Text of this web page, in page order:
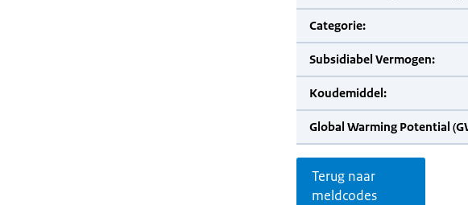
Categorie:
Subsidiabel Vermogen:
Koudemiddel:
Global Warming Potential
Terug naar
meldcodes